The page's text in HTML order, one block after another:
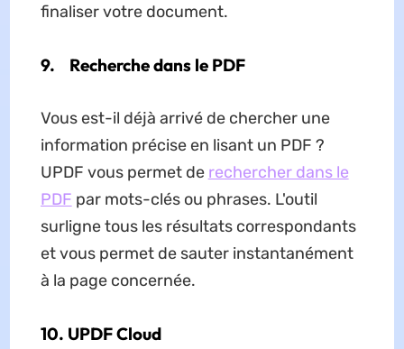
finaliser votre document.
9. Recherche dans le PDF
Vous est-il déjà arrivé de chercher une
information précise en lisant un PDF ?
UPDF vous permet de rechercher dans le
PDF par mots-clés ou phrases. L'outil
surligne tous les résultats correspondants
et vous permet de sauter instantanément
à la page concernée.
10. UPDF Cloud